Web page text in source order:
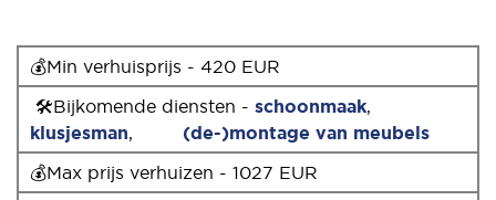
💰Min verhuisprijs - 420 EUR
🛠Bijkomende diensten - schoonmaak,
klusjesman, (de-)montage van meubels
💰Max prijs verhuizen - 1027 EUR